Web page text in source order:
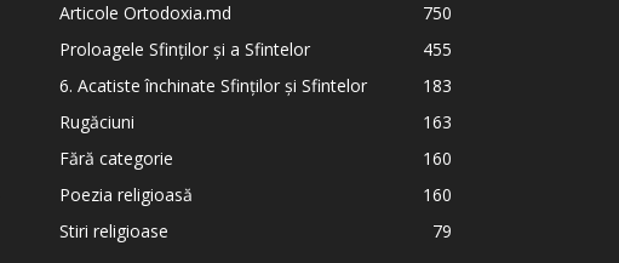
Articole Ortodoxia.md
750
Proloagele Sfinților și a Sfintelor
455
6. Acatiste închinate Sfinților și Sfintelor
183
Rugăciuni
163
Fără categorie
160
Poezia religioasă
160
Stiri religioase
79